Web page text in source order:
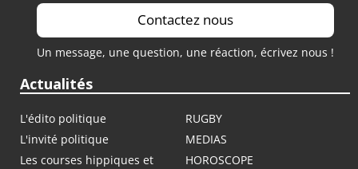
Contactez nous
Un message, une question, une réaction, écrivez nous !
Actualités
L'édito politique
RUGBY
L'invité politique
MEDIAS
Les courses hippiques et
HOROSCOPE